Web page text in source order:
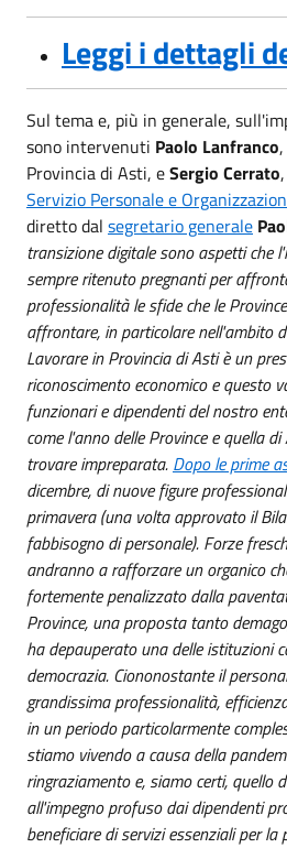
Leggi i dettagli
Sul tema e, più in generale,
sono intervenuti Paolo Lanfranco
Provincia di Asti, eSergio Cerrato
Servizio Personale e
diretto dal segretario generale
transizione digitale sono aspetti che
sempre ritenuto pregnanti per
professionalità le sfide che le
affrontare, in particolare nell'ambito
Lavorare in Provincia di Asti è un
riconoscimento economico e questo
funzionari e dipendenti del nostro
come l'anno delle Province e quella
trovare impreparata. Dopo le prime
dicembre, di nuove figure
primavera (una volta approvato il
fabbisogno di personale). Forze
andranno a rafforzare un organico
fortemente penalizzato dalla
Province, una proposta tanto
ha depauperato una delle istituzioni
democrazia. Ciononostante il
grandissima professionalità,
in un periodo particolarmente
stiamo vivendo a causa della
ringraziamento e, siamo certi, quello
all'impegno profuso dai dipendenti
beneficiare di servizi essenziali per